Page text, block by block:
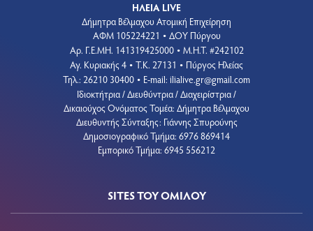
ΗΛΕΙΑ LIVE
Δήμητρα Βέλμαχου Ατομική Επιχείρηση
ΑΦΜ 105224221 • ΔΟΥ Πύργου
Aρ. Γ.Ε.ΜΗ. 141319425000 • Μ.Η.Τ. #242102
Αγ. Κυριακής 4 • Τ.Κ. 27131 • Πύργος Ηλείας
Τηλ.: 26210 30400 • E-mail: ilialive.gr@gmail.com
Ιδιοκτήτρια / Διευθύντρια / Διαχειρίστρια /
Δικαιούχος Ονόματος Τομέα: Δήμητρα Βέλμαχου
Διευθυντής Σύνταξης: Γιάννης Σπυρούνης
Δημοσιογραφικό Τμήμα: 6976 869414
Εμπορικό Τμήμα: 6945 556212
SITES ΤΟΥ ΟΜΙΛΟΥ